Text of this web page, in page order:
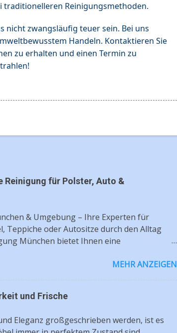
traditionelleren Reinigungsmethoden.
nicht zwangsläufig teuer sein. Bei uns
Handeln. Kontaktieren Sie
zu erhalten und einen Termin zu
für Polster, Auto &
& Umgebung – Ihre Experten für
Teppiche oder Autositze durch den Alltag
München bietet Ihnen eine
oder Ihr Fahrzeug wieder in neuem
Getränke, Haustierflecken, Kugelschreiber &
✅ Faire Preise und exzellenter Service ✅
MEHR ANZEIGEN
und Frische
Eleganz großgeschrieben werden, ist es